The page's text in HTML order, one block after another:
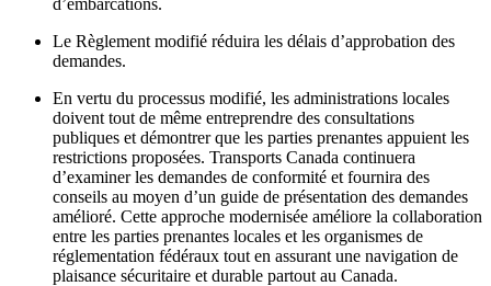
d’embarcations.
Le Règlement modifié réduira les délais d’approbation des
demandes.
En vertu du processus modifié, les administrations locales
doivent tout de même entreprendre des consultations
publiques et démontrer que les parties prenantes appuient les
restrictions proposées. Transports Canada continuera
d’examiner les demandes de conformité et fournira des
conseils au moyen d’un guide de présentation des demandes
amélioré. Cette approche modernisée améliore la collaboration
entre les parties prenantes locales et les organismes de
réglementation fédéraux tout en assurant une navigation de
plaisance sécuritaire et durable partout au Canada.